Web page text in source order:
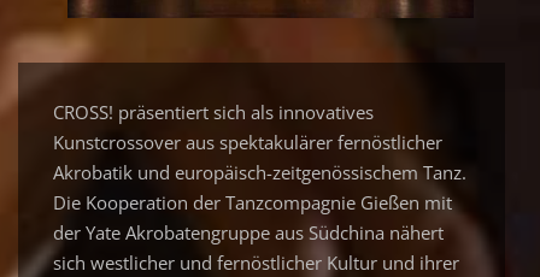
CROSS! präsentiert sich als innovatives
Kunstcrossover aus spektakulärer fernöstlicher
Akrobatik und europäisch-zeitgenössischem Tanz.
Die Kooperation der Tanzcompagnie Gießen mit
der Yate Akrobatengruppe aus Südchina nähert
sich westlicher und fernöstlicher Kultur und ihrer